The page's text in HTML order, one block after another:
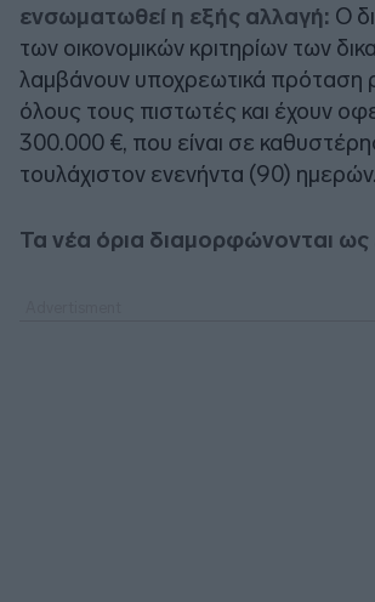
ενσωματωθεί η εξής αλλαγή: Ο
των οικονομικών κριτηρίων των
λαμβάνουν υποχρεωτικά πρόταση
όλους τους πιστωτές και έχουν
300.000 €, που είναι σε
τουλάχιστον ενενήντα (90) ημερών.
Τα νέα όρια διαμορφώνονται ως